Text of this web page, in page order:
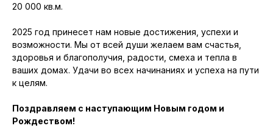
20 000 кв.м.
2025 год принесет нам новые достижения, успехи и
возможности. Мы от всей души желаем вам счастья,
здоровья и благополучия, радости, смеха и тепла в
ваших домах. Удачи во всех начинаниях и успеха на пути
к целям.
Поздравляем с наступающим Новым годом и
Рождеством!